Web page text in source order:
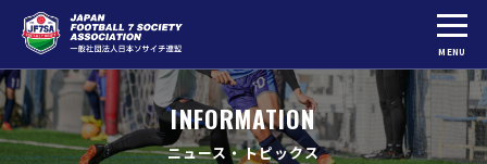
MENU
INFORMATION
ニュース・トピックス